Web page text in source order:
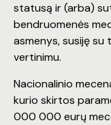
statusą ir (arba)
bendruomenės
asmenys, susiję
vertinimu.
Nacionalinio
kurio skirtos
000 000 eurų